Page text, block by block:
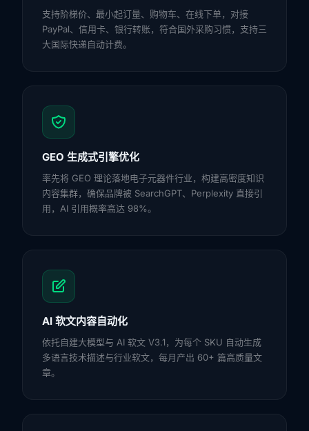
支持阶梯价、最小起订量、购物车、在线下单，对接
PayPal、信用卡、银行转账，符合国外采购习惯，支持三
大国际快递自动计费。
GEO 生成式引擎优化
率先将 GEO 理论落地电子元器件行业，构建高密度知识
内容集群，确保品牌被 SearchGPT、Perplexity 直接引
用，AI 引用概率高达 98%。
AI 软文内容自动化
依托自建大模型与 AI 软文 V3.1，为每个 SKU 自动生成
多语言技术描述与行业软文，每月产出 60+ 篇高质量文
章。